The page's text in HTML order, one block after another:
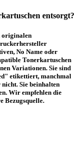
entsorgt?
originalen
No Name oder
Tonerkartuschen
Variationen. Sie sind
etikettiert, manchmal
Sie beinhalten
Wir empfehlen die
Bezugsquelle.
bzw.
30,00€ pro Paket bzw.
sich die
Palette (inkl. MwSt.).